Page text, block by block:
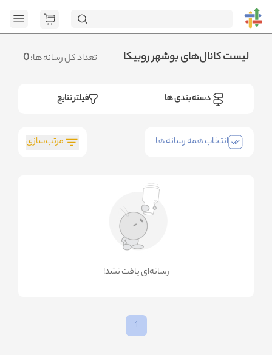
تعداد کل رسانه ها:0 لیست کانال‌های بوشهر روبیکا
فیلتر نتایج دسته بندی ها
مرتب‌سازی انتخاب همه رسانه ها
!رسانه‌ای یافت نشد
1